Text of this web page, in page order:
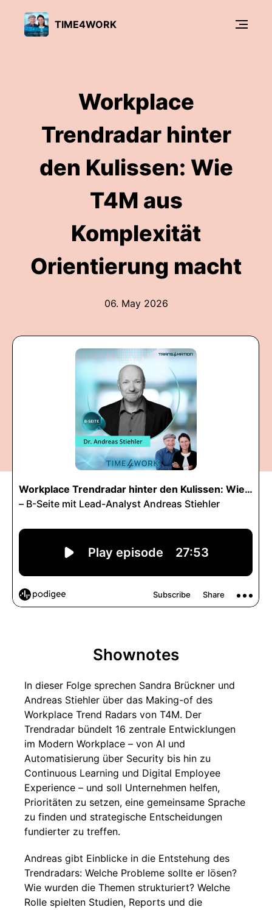
TIME4WORK
Workplace
Trendradar hinter
den Kulissen: Wie
T4M aus
Komplexität
Orientierung macht
06. May 2026
Shownotes
In dieser Folge sprechen Sandra Brückner und
Andreas Stiehler über das Making-of des
Workplace Trend Radars von T4M. Der
Trendradar bündelt 16 zentrale Entwicklungen
im Modern Workplace – von AI und
Automatisierung über Security bis hin zu
Continuous Learning und Digital Employee
Experience – und soll Unternehmen helfen,
Prioritäten zu setzen, eine gemeinsame Sprache
zu finden und strategische Entscheidungen
fundierter zu treffen.
Andreas gibt Einblicke in die Entstehung des
Trendradars: Welche Probleme sollte er lösen?
Wie wurden die Themen strukturiert? Welche
Rolle spielten Studien, Reports und die